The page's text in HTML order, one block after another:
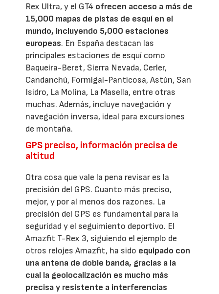
Rex Ultra, y el GT4 ofrecen acceso a más de
15,000 mapas de pistas de esquí en el
mundo, incluyendo 5,000 estaciones
europeas. En España destacan las
principales estaciones de esquí como
Baqueira-Beret, Sierra Nevada, Cerler,
Candanchú, Formigal-Panticosa, Astún, San
Isidro, La Molina, La Masella, entre otras
muchas. Además, incluye navegación y
navegación inversa, ideal para excursiones
de montaña.
GPS preciso, información precisa de
altitud
Otra cosa que vale la pena revisar es la
precisión del GPS. Cuanto más preciso,
mejor, y por al menos dos razones. La
precisión del GPS es fundamental para la
seguridad y el seguimiento deportivo. El
Amazfit T-Rex 3, siguiendo el ejemplo de
otros relojes Amazfit, ha sido equipado con
una antena de doble banda, gracias a la
cual la geolocalización es mucho más
precisa y resistente a interferencias